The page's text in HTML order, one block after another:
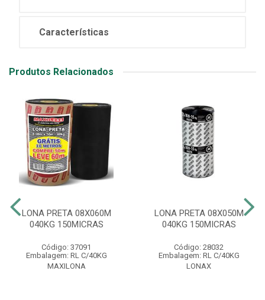
Características
Produtos Relacionados
LONA PRETA 08X060M
040KG 150MICRAS
Código: 37091
Embalagem: RL C/40KG
MAXILONA
LONA PRETA 08X050M
040KG 150MICRAS
Código: 28032
Embalagem: RL C/40KG
LONAX